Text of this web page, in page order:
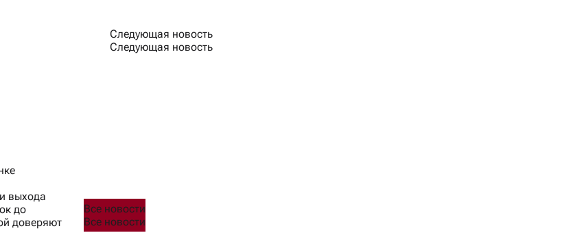
Следующая новость
Следующая новость
выхода
до
доверяют
Все новости
Все новости